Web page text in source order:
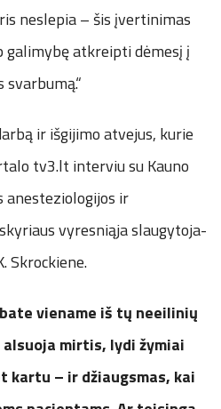
neslepia – šis įvertinimas
galimybę atkreipti dėmesį į
ir išgijimo atvejus, kurie
tv3.lt interviu su Kauno
anesteziologijos ir
vyresniąja slaugytoja-
Skrockiene.
viename iš tų neeilinių
mirtis, lydi žymiai
kartu – ir džiaugsmas, kai